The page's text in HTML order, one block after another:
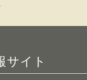
サイト